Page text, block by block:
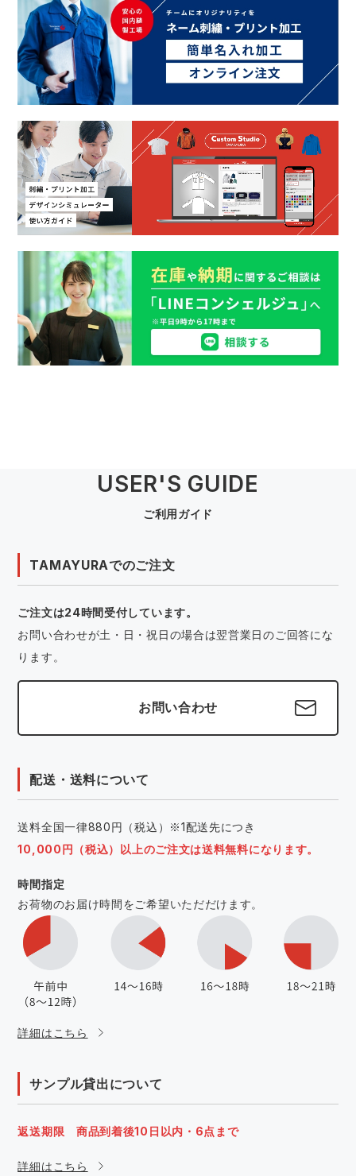
USER'S GUIDE
ご利用ガイド
TAMAYURAでのご注文
ご注文は24時間受付しています。
お問い合わせが土・日・祝日の場合は翌営業日のご回答にな
ります。
お問い合わせ
配送・送料について
送料全国一律880円（税込）※1配送先につき
10,000円（税込）以上のご注文は送料無料になります。
時間指定
お荷物のお届け時間をご希望いただだけます。
詳細はこちら
サンプル貸出について
返送期限 商品到着後10日以内・6点まで
詳細はこちら